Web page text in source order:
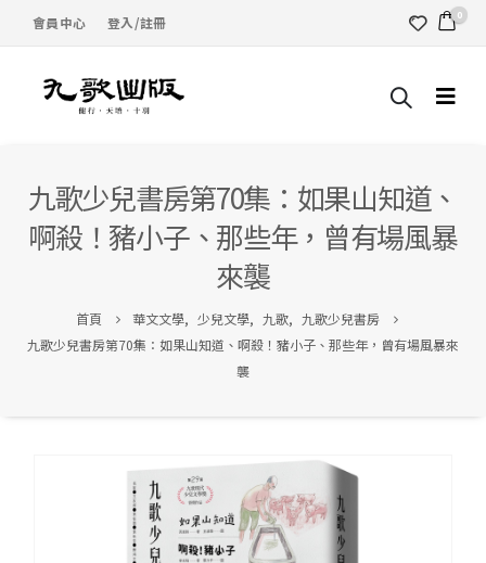
會員中心 登入/註冊 0
九歌少兒書房第70集：如果山知道、
啊殺！豬小子、那些年，曾有場風暴
來襲
首頁 華文文學, 少兒文學, 九歌, 九歌少兒書房
九歌少兒書房第70集：如果山知道、啊殺！豬小子、那些年，曾有場風暴來
襲